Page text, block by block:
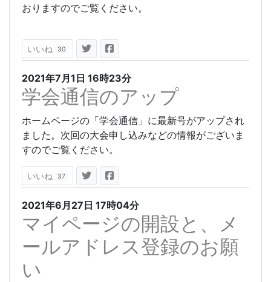
おりますのでご覧ください。
いいね 30
2021年7月1日 16時23分
学会通信のアップ
ホームページの「学会通信」に最新号がアップされ
ました。次回の大会申し込みなどの情報がございま
すのでご覧ください。
いいね 37
2021年6月27日 17時04分
マイページの開設と、メ
ールアドレス登録のお願
い